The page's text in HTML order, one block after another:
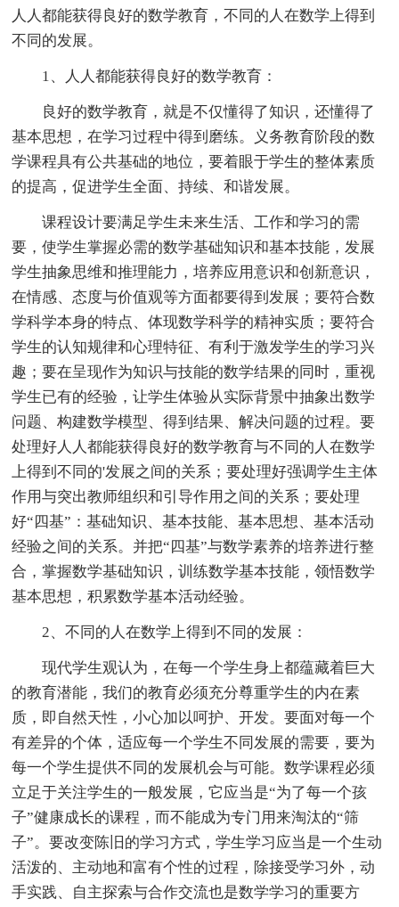
人人都能获得良好的数学教育，不同的人在数学上得到
不同的发展。
1、人人都能获得良好的数学教育：
良好的数学教育，就是不仅懂得了知识，还懂得了
基本思想，在学习过程中得到磨练。义务教育阶段的数
学课程具有公共基础的地位，要着眼于学生的整体素质
的提高，促进学生全面、持续、和谐发展。
课程设计要满足学生未来生活、工作和学习的需
要，使学生掌握必需的数学基础知识和基本技能，发展
学生抽象思维和推理能力，培养应用意识和创新意识，
在情感、态度与价值观等方面都要得到发展；要符合数
学科学本身的特点、体现数学科学的精神实质；要符合
学生的认知规律和心理特征、有利于激发学生的学习兴
趣；要在呈现作为知识与技能的数学结果的同时，重视
学生已有的经验，让学生体验从实际背景中抽象出数学
问题、构建数学模型、得到结果、解决问题的过程。要
处理好人人都能获得良好的数学教育与不同的人在数学
上得到不同的'发展之间的关系；要处理好强调学生主体
作用与突出教师组织和引导作用之间的关系；要处理
好“四基”：基础知识、基本技能、基本思想、基本活动
经验之间的关系。并把“四基”与数学素养的培养进行整
合，掌握数学基础知识，训练数学基本技能，领悟数学
基本思想，积累数学基本活动经验。
2、不同的人在数学上得到不同的发展：
现代学生观认为，在每一个学生身上都蕴藏着巨大
的教育潜能，我们的教育必须充分尊重学生的内在素
质，即自然天性，小心加以呵护、开发。要面对每一个
有差异的个体，适应每一个学生不同发展的需要，要为
每一个学生提供不同的发展机会与可能。数学课程必须
立足于关注学生的一般发展，它应当是“为了每一个孩
子”健康成长的课程，而不能成为专门用来淘汰的“筛
子”。要改变陈旧的学习方式，学生学习应当是一个生动
活泼的、主动地和富有个性的过程，除接受学习外，动
手实践、自主探索与合作交流也是数学学习的重要方